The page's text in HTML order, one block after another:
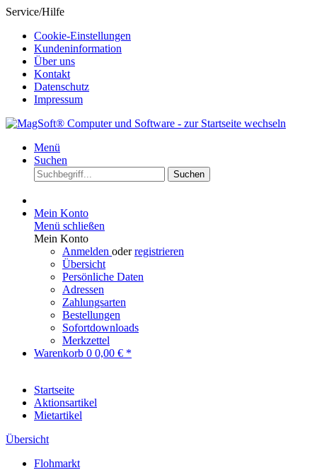
Service/Hilfe
Cookie-Einstellungen
Kundeninformation
Über uns
Kontakt
Datenschutz
Impressum
Menü
Suchen
Suchen
Mein Konto
Menü schließen
Mein Konto
Anmelden oderregistrieren
Übersicht
Persönliche Daten
Adressen
Zahlungsarten
Bestellungen
Sofortdownloads
Merkzettel
Warenkorb 0 0,00 € *
Startseite
Aktionsartikel
Mietartikel
Übersicht
Flohmarkt